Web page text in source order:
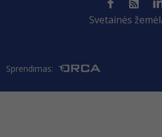
Svetainės
Sprendimas: